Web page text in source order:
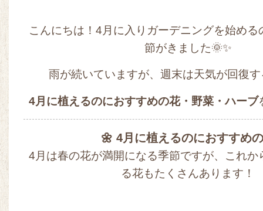
こんにちは！4月に入りガーデニングを始める
節がきました🌞✨
雨が続いていますが、週末は天気が回復
4月に植えるのにおすすめの花・野菜・ハーブ
🌼 4月に植えるのにおすすめ
4月は春の花が満開になる季節ですが、これか
る花もたくさんあります！